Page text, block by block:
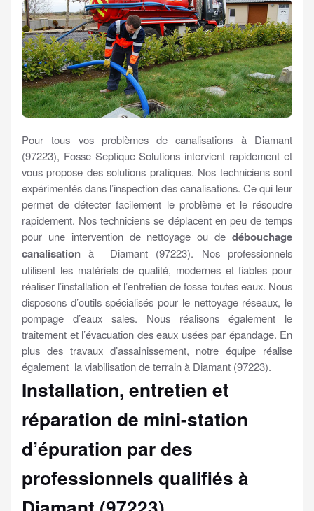
Pour tous vos problèmes de canalisations à Diamant
(97223), Fosse Septique Solutions intervient rapidement et
vous propose des solutions pratiques. Nos techniciens sont
expérimentés dans l’inspection des canalisations. Ce qui leur
permet de détecter facilement le problème et le résoudre
rapidement. Nos techniciens se déplacent en peu de temps
pour une intervention de nettoyage ou de débouchage
canalisation à Diamant (97223). Nos professionnels
utilisent les matériels de qualité, modernes et fiables pour
réaliser l’installation et l’entretien de fosse toutes eaux. Nous
disposons d’outils spécialisés pour le nettoyage réseaux, le
pompage d’eaux sales. Nous réalisons également le
traitement et l’évacuation des eaux usées par épandage. En
plus des travaux d’assainissement, notre équipe réalise
également la viabilisation de terrain à Diamant (97223).
Installation, entretien et
réparation de mini-station
d’épuration par des
professionnels qualifiés à